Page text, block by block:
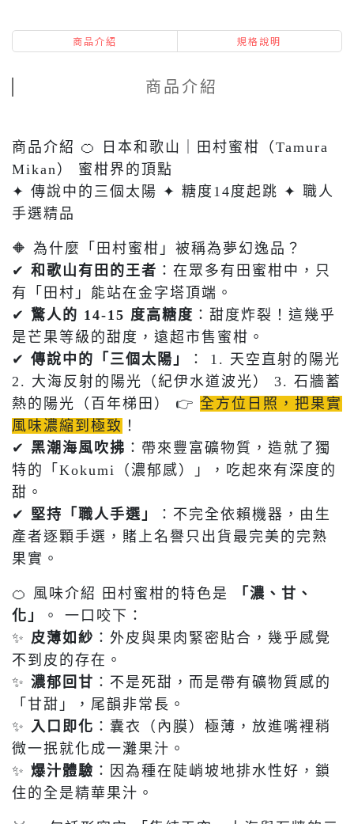
商品介紹 規格說明
商品介紹
商品介紹 🍊 日本和歌山｜田村蜜柑（Tamura
Mikan） 蜜柑界的頂點
✦ 傳說中的三個太陽 ✦ 糖度14度起跳 ✦ 職人
手選精品
🔶 為什麼「田村蜜柑」被稱為夢幻逸品？
✔ 和歌山有田的王者 ：在眾多有田蜜柑中，只
有「田村」能站在金字塔頂端。
✔ 驚人的 14-15 度高糖度 ：甜度炸裂！這幾乎
是芒果等級的甜度，遠超市售蜜柑。
✔ 傳說中的「三個太陽」
： 1. 天空直射的陽光
2. 大海反射的陽光（紀伊水道波光） 3. 石牆蓄
熱的陽光（百年梯田） 👉 全方位日照，把果實
風味濃縮到極致 ！
✔ 黑潮海風吹拂 ：帶來豐富礦物質，造就了獨
特的「Kokumi（濃郁感）」，吃起來有深度的
甜。
✔ 堅持「職人手選」
：不完全依賴機器，由生
產者逐顆手選，賭上名譽只出貨最完美的完熟
果實。
🍊 風味介紹 田村蜜柑的特色是
「濃、甘、
化」
。 一口咬下：
✨ 皮薄如紗 ：外皮與果肉緊密貼合，幾乎感覺
不到皮的存在。
✨ 濃郁回甘 ：不是死甜，而是帶有礦物質感的
「甘甜」，尾韻非常長。
✨ 入口即化 ：囊衣（內膜）極薄，放進嘴裡稍
微一抿就化成一灘果汁。
✨ 爆汁體驗 ：因為種在陡峭坡地排水性好，鎖
住的全是精華果汁。